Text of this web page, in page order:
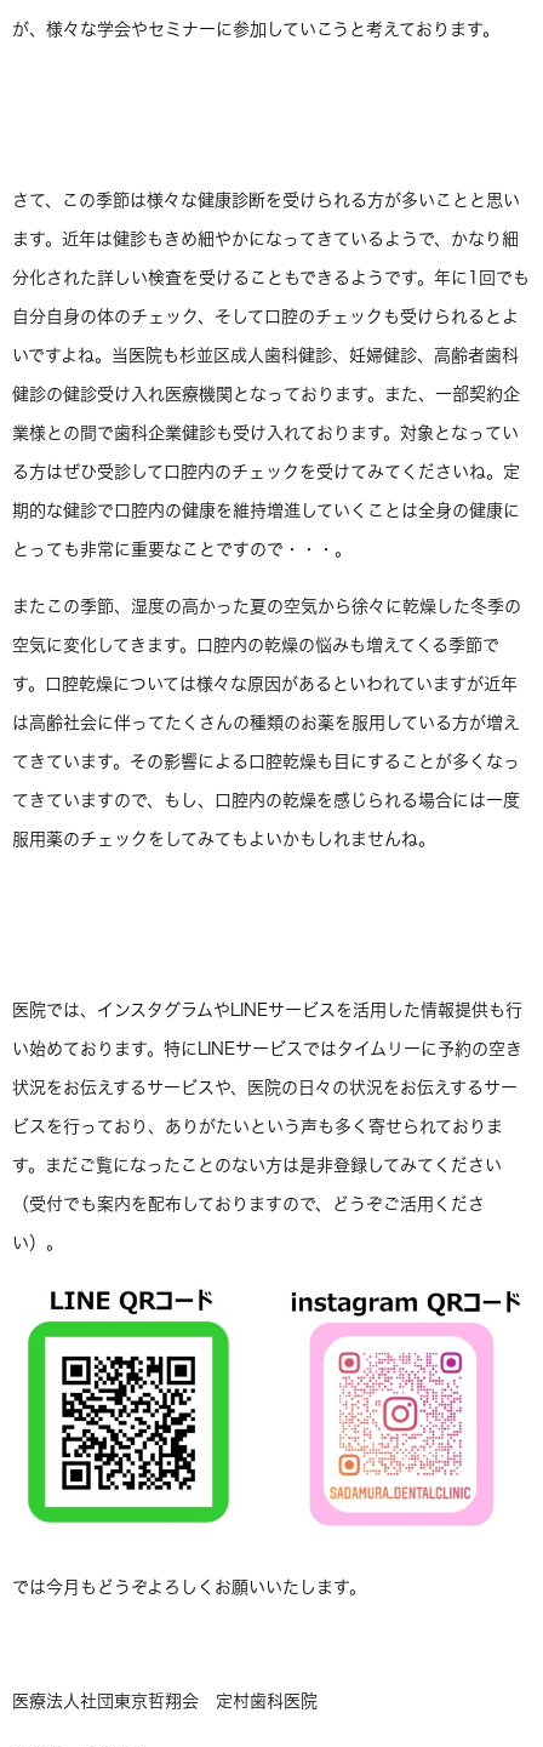
が、様々な学会やセミナーに参加していこうと考えております。
さて、この季節は様々な健康診断を受けられる方が多いことと思い
ます。近年は健診もきめ細やかになってきているようで、かなり細
分化された詳しい検査を受けることもできるようです。年に1回でも
自分自身の体のチェック、そして口腔のチェックも受けられるとよ
いですよね。当医院も杉並区成人歯科健診、妊婦健診、高齢者歯科
健診の健診受け入れ医療機関となっております。また、一部契約企
業様との間で歯科企業健診も受け入れております。対象となってい
る方はぜひ受診して口腔内のチェックを受けてみてくださいね。定
期的な健診で口腔内の健康を維持増進していくことは全身の健康に
とっても非常に重要なことですので・・・。
またこの季節、湿度の高かった夏の空気から徐々に乾燥した冬季の
空気に変化してきます。口腔内の乾燥の悩みも増えてくる季節で
す。口腔乾燥については様々な原因があるといわれていますが近年
は高齢社会に伴ってたくさんの種類のお薬を服用している方が増え
てきています。その影響による口腔乾燥も目にすることが多くなっ
てきていますので、もし、口腔内の乾燥を感じられる場合には一度
服用薬のチェックをしてみてもよいかもしれませんね。
医院では、インスタグラムやLINEサービスを活用した情報提供も行
い始めております。特にLINEサービスではタイムリーに予約の空き
状況をお伝えするサービスや、医院の日々の状況をお伝えするサー
ビスを行っており、ありがたいという声も多く寄せられておりま
す。まだご覧になったことのない方は是非登録してみてください
（受付でも案内を配布しておりますので、どうぞご活用くださ
い）。
では今月もどうぞよろしくお願いいたします。
医療法人社団東京哲翔会 定村歯科医院